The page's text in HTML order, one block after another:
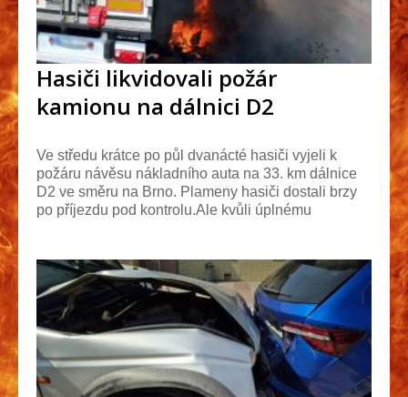
Hasiči likvidovali požár
kamionu na dálnici D2
Ve středu krátce po půl dvanácté hasiči vyjeli k
požáru návěsu nákladního auta na 33. km dálnice
D2 ve směru na Brno. Plameny hasiči dostali brzy
po příjezdu pod kontrolu.Ale kvůli úplnému